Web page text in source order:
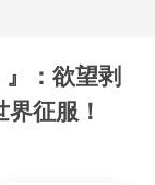
：欲望剥
征服！